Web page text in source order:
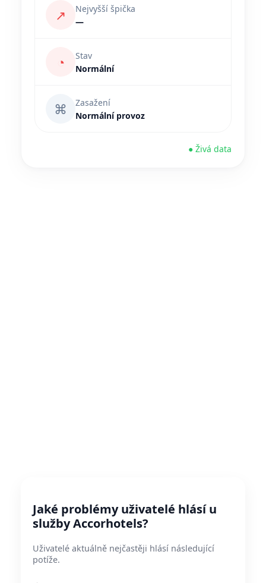
↗
Nejvyšší špička
—
◔
Stav
Normální
⌘
Zasažení
Normální provoz
● Živá data
Jaké problémy uživatelé hlásí u
služby Accorhotels?
Uživatelé aktuálně nejčastěji hlásí následující
potíže.